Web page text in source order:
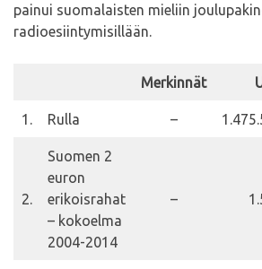
painui suomalaisten mieliin
radioesiintymisillään.
Merkinnät
1. Rulla –
2.
Suomen 2
euron
erikoisrahat
– kokoelma
2004-2014
–